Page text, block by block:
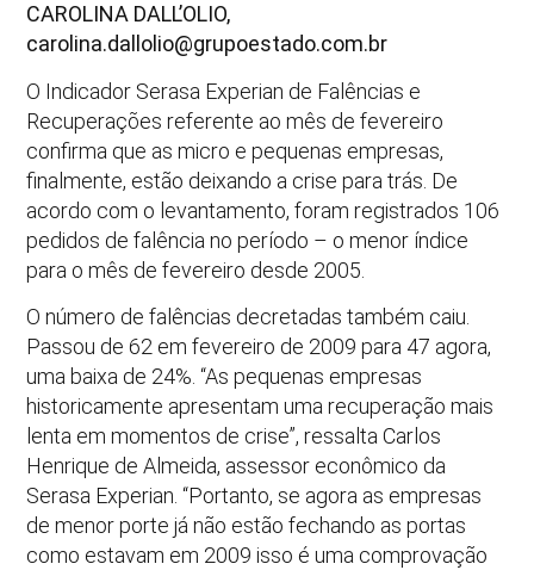
CAROLINA DALL’OLIO,
carolina.dallolio@grupoestado.com.br
O Indicador Serasa Experian de Falências e
Recuperações referente ao mês de fevereiro
confirma que as micro e pequenas empresas,
finalmente, estão deixando a crise para trás. De
acordo com o levantamento, foram registrados 106
pedidos de falência no período – o menor índice
para o mês de fevereiro desde 2005.
O número de falências decretadas também caiu.
Passou de 62 em fevereiro de 2009 para 47 agora,
uma baixa de 24%. “As pequenas empresas
historicamente apresentam uma recuperação mais
lenta em momentos de crise”, ressalta Carlos
Henrique de Almeida, assessor econômico da
Serasa Experian. “Portanto, se agora as empresas
de menor porte já não estão fechando as portas
como estavam em 2009 isso é uma comprovação